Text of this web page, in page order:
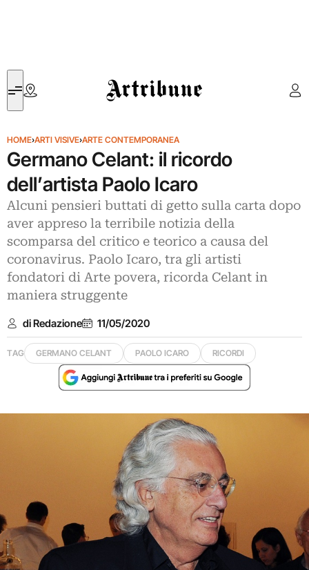
Artribune
HOME›ARTI VISIVE›ARTE CONTEMPORANEA
Germano Celant: il ricordo
dell’artista Paolo Icaro
Alcuni pensieri buttati di getto sulla carta dopo
aver appreso la terribile notizia della
scomparsa del critico e teorico a causa del
coronavirus. Paolo Icaro, tra gli artisti
fondatori di Arte povera, ricorda Celant in
maniera struggente
di Redazione 11/05/2020
TAG GERMANO CELANT PAOLO ICARO RICORDI